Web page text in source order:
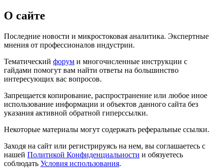
О сайте
Последние новости и микростоковая аналитика. Экспертные
мнения от профессионалов индустрии.
Тематический форум и многочисленные инструкции с
гайдами помогут вам найти ответы на большинство
интересующих вас вопросов.
Запрещается копирование, распространение или любое иное
использование информации и объектов данного сайта без
указания активной обратной гиперссылки.
Некоторые материалы могут содержать реферальные ссылки.
Заходя на сайт или регистрируясь на нем, вы соглашаетесь с
нашей Политикой Конфиденциальности и обязуетесь
соблюдать Условия использования.